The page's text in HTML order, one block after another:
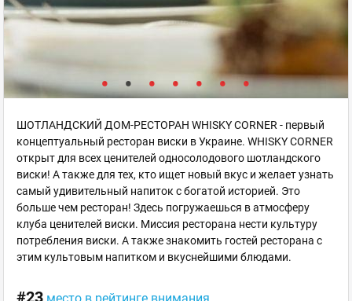
ШОТЛАНДСКИЙ ДОМ-РЕСТОРАН WHISKY CORNER - первый
концептуальный ресторан виски в Украине. WHISKY CORNER
открыт для всех ценителей односолодового шотландского
виски! А также для тех, кто ищет новый вкус и желает узнать
самый удивительный напиток с богатой историей. Это
больше чем ресторан! Здесь погружаешься в атмосферу
клуба ценителей виски. Миссия ресторана нести культуру
потребления виски. А также знакомить гостей ресторана с
этим культовым напитком и вкуснейшими блюдами.
#23